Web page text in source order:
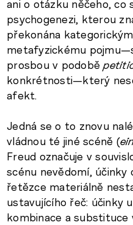
ani o otázku něčeho, co
psychogenezi, kterou
překonána
metafyzickému
prosbou v podobě
konkrétnosti—který
afekt.
Jedná se o to znovu
vládnou té jiné scéně (
Freud označuje v
scénu nevědomí, účinky
řetězce materiálně
ustavujícího řeč: účinky
kombinace a substituce